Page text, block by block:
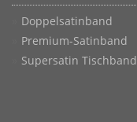
Doppelsatinband
Premium-Satinband
Supersatin Tischband